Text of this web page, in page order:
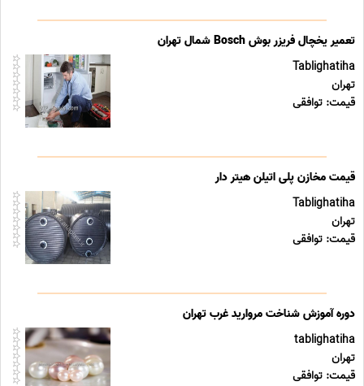
تعمیر یخچال فریزر بوش Bosch شمال تهران
Tablighatiha
تهران
قیمت: توافقی
قیمت مخازن پلی اتیلن هیتر دار
Tablighatiha
تهران
قیمت: توافقی
دوره آموزش شناخت مروارید غرب تهران
tablighatiha
تهران
قیمت: توافقی